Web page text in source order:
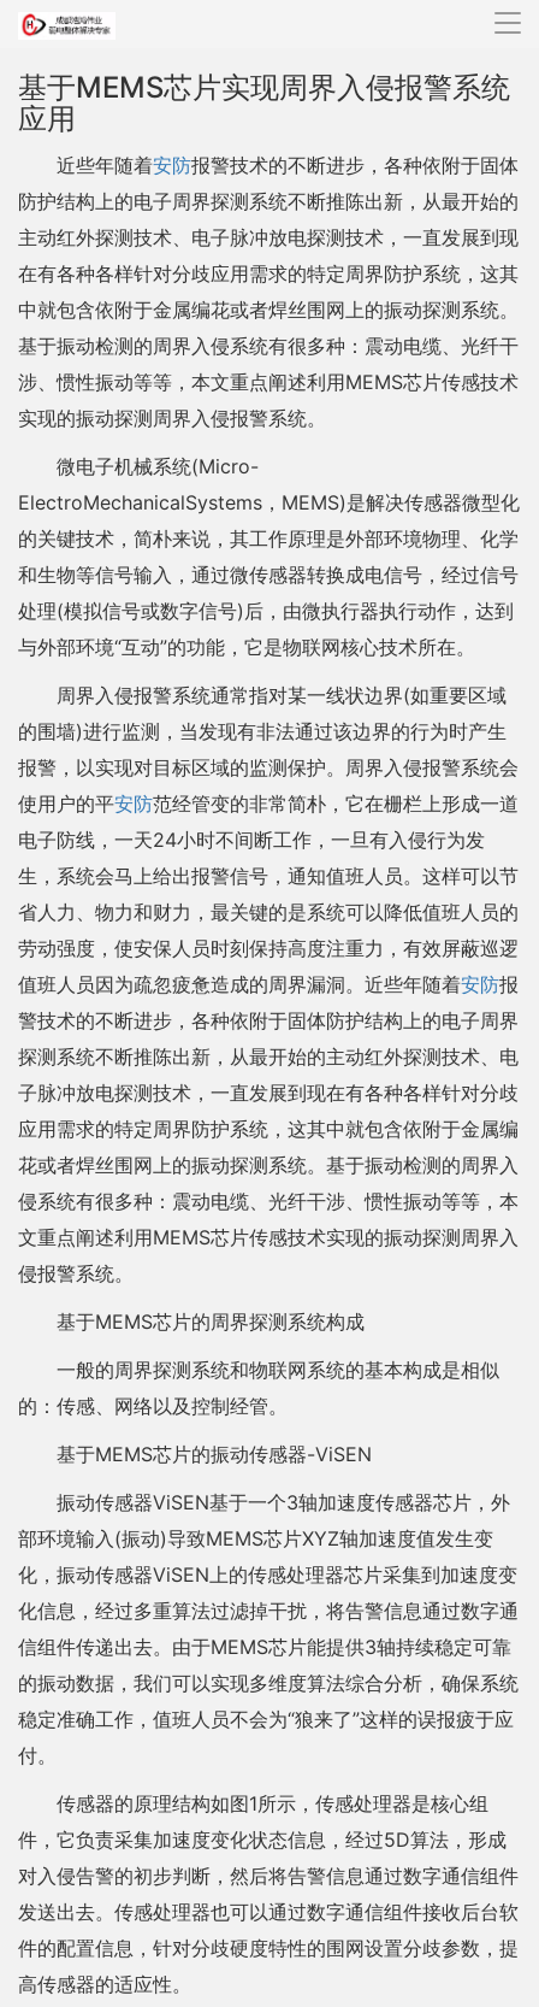
导
基于MEMS芯片实现周界入侵报警系统
应用
近些年随着安防报警技术的不断进步，各种依附于固体
防护结构上的电子周界探测系统不断推陈出新，从最开始的
主动红外探测技术、电子脉冲放电探测技术，一直发展到现
在有各种各样针对分歧应用需求的特定周界防护系统，这其
中就包含依附于金属编花或者焊丝围网上的振动探测系统。
基于振动检测的周界入侵系统有很多种：震动电缆、光纤干
涉、惯性振动等等，本文重点阐述利用MEMS芯片传感技术
实现的振动探测周界入侵报警系统。
微电子机械系统(Micro-
ElectroMechanicalSystems，MEMS)是解决传感器微型化
的关键技术，简朴来说，其工作原理是外部环境物理、化学
和生物等信号输入，通过微传感器转换成电信号，经过信号
处理(模拟信号或数字信号)后，由微执行器执行动作，达到
与外部环境“互动”的功能，它是物联网核心技术所在。
周界入侵报警系统通常指对某一线状边界(如重要区域
的围墙)进行监测，当发现有非法通过该边界的行为时产生
报警，以实现对目标区域的监测保护。周界入侵报警系统会
使用户的平安防范经管变的非常简朴，它在栅栏上形成一道
电子防线，一天24小时不间断工作，一旦有入侵行为发
生，系统会马上给出报警信号，通知值班人员。这样可以节
省人力、物力和财力，最关键的是系统可以降低值班人员的
劳动强度，使安保人员时刻保持高度注重力，有效屏蔽巡逻
值班人员因为疏忽疲惫造成的周界漏洞。近些年随着安防报
警技术的不断进步，各种依附于固体防护结构上的电子周界
探测系统不断推陈出新，从最开始的主动红外探测技术、电
子脉冲放电探测技术，一直发展到现在有各种各样针对分歧
应用需求的特定周界防护系统，这其中就包含依附于金属编
花或者焊丝围网上的振动探测系统。基于振动检测的周界入
侵系统有很多种：震动电缆、光纤干涉、惯性振动等等，本
文重点阐述利用MEMS芯片传感技术实现的振动探测周界入
侵报警系统。
基于MEMS芯片的周界探测系统构成
一般的周界探测系统和物联网系统的基本构成是相似
的：传感、网络以及控制经管。
基于MEMS芯片的振动传感器-ViSEN
振动传感器ViSEN基于一个3轴加速度传感器芯片，外
部环境输入(振动)导致MEMS芯片XYZ轴加速度值发生变
化，振动传感器ViSEN上的传感处理器芯片采集到加速度变
化信息，经过多重算法过滤掉干扰，将告警信息通过数字通
信组件传递出去。由于MEMS芯片能提供3轴持续稳定可靠
的振动数据，我们可以实现多维度算法综合分析，确保系统
稳定准确工作，值班人员不会为“狼来了”这样的误报疲于应
付。
传感器的原理结构如图1所示，传感处理器是核心组
件，它负责采集加速度变化状态信息，经过5D算法，形成
对入侵告警的初步判断，然后将告警信息通过数字通信组件
发送出去。传感处理器也可以通过数字通信组件接收后台软
件的配置信息，针对分歧硬度特性的围网设置分歧参数，提
高传感器的适应性。